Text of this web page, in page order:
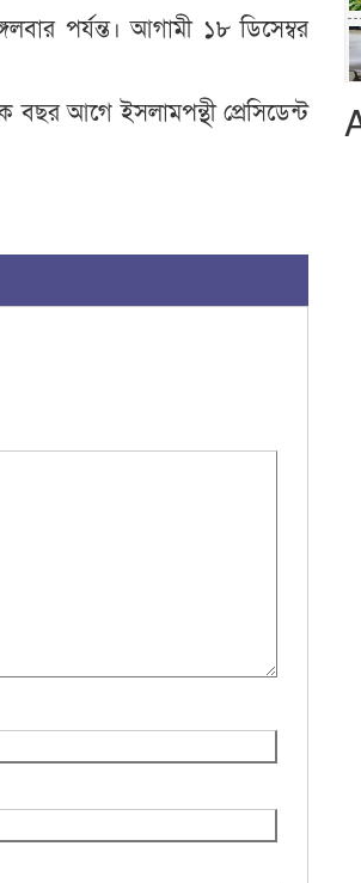
পর্যন্ত। আগামী ১৮ ডিসেম্বর
বছর আগে ইসলামপন্থী প্রেসিডেন্ট